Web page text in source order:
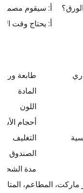
أ: سيقوم
أ: يحتاج وقت الإنتاج
طابعة
المادة
اللون
أحجام
التغليف
الصندوق
مدة الشحن
المطاعم،